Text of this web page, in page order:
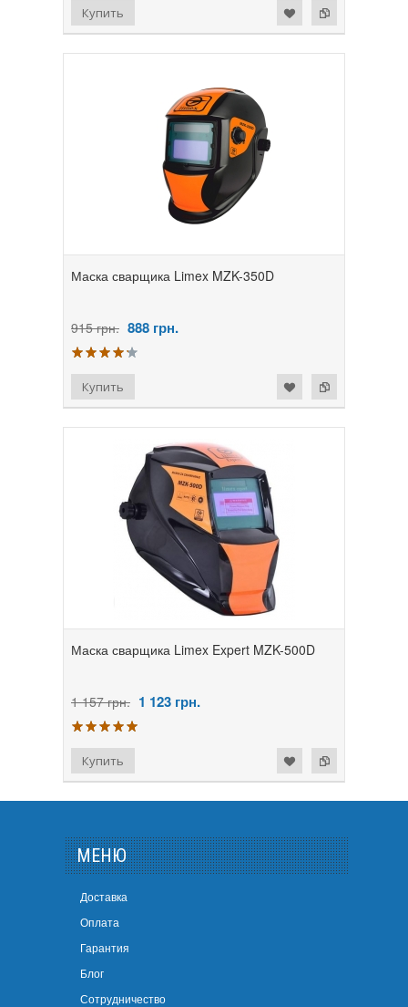
Маска сварщика Limex MZK-350D
915 грн. 888 грн.
Маска сварщика Limex Expert MZK-500D
1 157 грн. 1 123 грн.
МЕНЮ
Доставка
Оплата
Гарантия
Блог
Сотрудничество